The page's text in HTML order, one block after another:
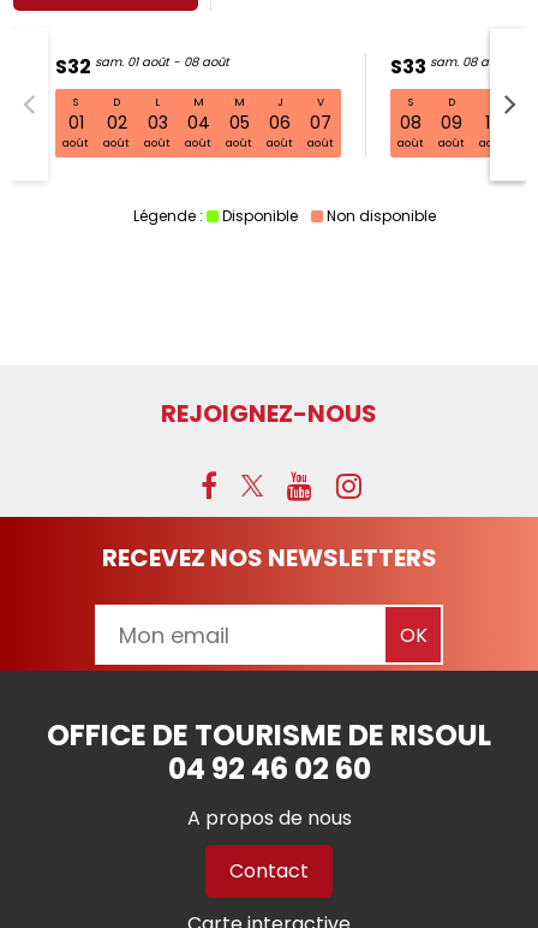
S32 sam. 01 août - 08 août
S
01
août
D
02
août
L
03
août
M
04
août
M
05
août
J
06
août
V
07
août
S33 sam. 08 août - 15
S
08
août
D
09
août
10
août
S32 sam. 01 août - 08 août
Légende : Disponible Non disponible
REJOIGNEZ-NOUS
RECEVEZ NOS NEWSLETTERS
OFFICE DE TOURISME DE RISOUL
04 92 46 02 60
A propos de nous
Contact